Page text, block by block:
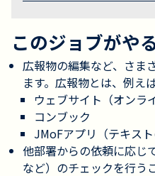
このジョブがや
広報物の編集など、さま
ます。広報物とは、例え
ウェブサイト（オンラ
コンブック
JMoFアプリ（テキスト
他部署からの依頼に応じ
など）のチェックを行う